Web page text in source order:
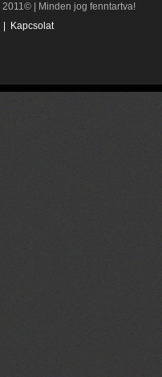
| 2011© | Minden jog fenntartva!
Kapcsolat